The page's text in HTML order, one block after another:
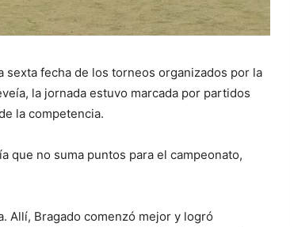
sexta fecha de los torneos organizados por la
la jornada estuvo marcada por partidos
la competencia.
que no suma puntos para el campeonato,
Allí, Bragado comenzó mejor y logró